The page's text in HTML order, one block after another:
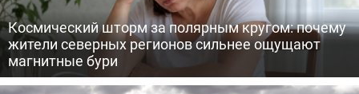
Космический шторм за полярным кругом: почему
жители северных регионов сильнее ощущают
магнитные бури